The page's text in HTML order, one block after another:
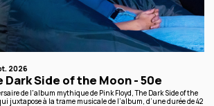
2026
Dark Side of the Moon - 50e
de l'album mythique de Pink Floyd, The Dark Side of the
juxtapose à la trame musicale de l’album, d’une durée de 42